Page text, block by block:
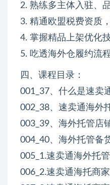
2. 熟练多主体入驻、
3. 精通欧盟税费资质
4. 掌握精品上架优化
5. 吃透海外仓履约流
四、课程目录：
001_37、什么是速卖
002_38、速卖通海外
003_39、海外托管店
004_40、海外托管备
005_1.速卖通海外托
006_2.速卖通海托商